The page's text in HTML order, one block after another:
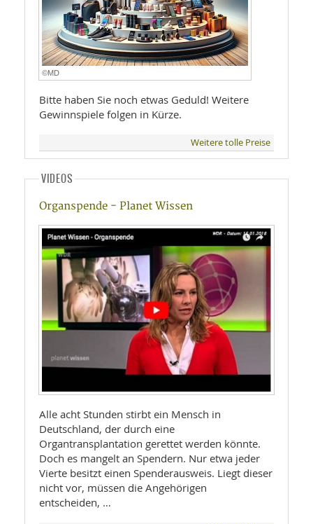
©MD
Bitte haben Sie noch etwas Geduld! Weitere
Gewinnspiele folgen in Kürze.
Weitere tolle Preise
VIDEOS
Organspende - Planet Wissen
Alle acht Stunden stirbt ein Mensch in
Deutschland, der durch eine
Organtransplantation gerettet werden könnte.
Doch es mangelt an Spendern. Nur etwa jeder
Vierte besitzt einen Spenderausweis. Liegt dieser
nicht vor, müssen die Angehörigen
entscheiden, …